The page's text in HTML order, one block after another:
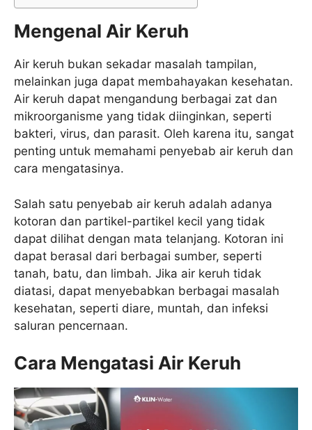
Mengenal Air Keruh
Air keruh bukan sekadar masalah tampilan,
melainkan juga dapat membahayakan kesehatan.
Air keruh dapat mengandung berbagai zat dan
mikroorganisme yang tidak diinginkan, seperti
bakteri, virus, dan parasit. Oleh karena itu, sangat
penting untuk memahami penyebab air keruh dan
cara mengatasinya.
Salah satu penyebab air keruh adalah adanya
kotoran dan partikel-partikel kecil yang tidak
dapat dilihat dengan mata telanjang. Kotoran ini
dapat berasal dari berbagai sumber, seperti
tanah, batu, dan limbah. Jika air keruh tidak
diatasi, dapat menyebabkan berbagai masalah
kesehatan, seperti diare, muntah, dan infeksi
saluran pencernaan.
Cara Mengatasi Air Keruh